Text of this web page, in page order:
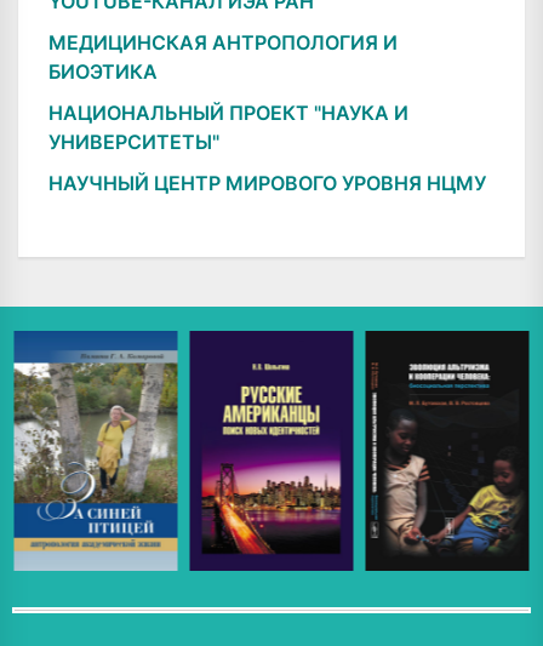
МЕДИЦИНСКАЯ АНТРОПОЛОГИЯ И
БИОЭТИКА
НАЦИОНАЛЬНЫЙ ПРОЕКТ "НАУКА И
УНИВЕРСИТЕТЫ"
НАУЧНЫЙ ЦЕНТР МИРОВОГО УРОВНЯ НЦМУ